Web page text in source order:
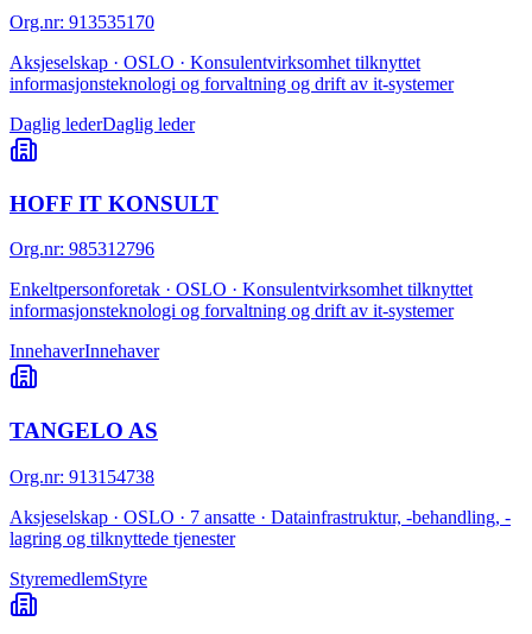
Org.nr: 913535170
Aksjeselskap · OSLO · Konsulentvirksomhet tilknyttet
informasjonsteknologi og forvaltning og drift av it-systemer
Daglig lederDaglig leder
HOFF IT KONSULT
Org.nr: 985312796
Enkeltpersonforetak · OSLO · Konsulentvirksomhet tilknyttet
informasjonsteknologi og forvaltning og drift av it-systemer
InnehaverInnehaver
TANGELO AS
Org.nr: 913154738
Aksjeselskap · OSLO · 7 ansatte · Datainfrastruktur, -behandling, -
lagring og tilknyttede tjenester
StyremedlemStyre